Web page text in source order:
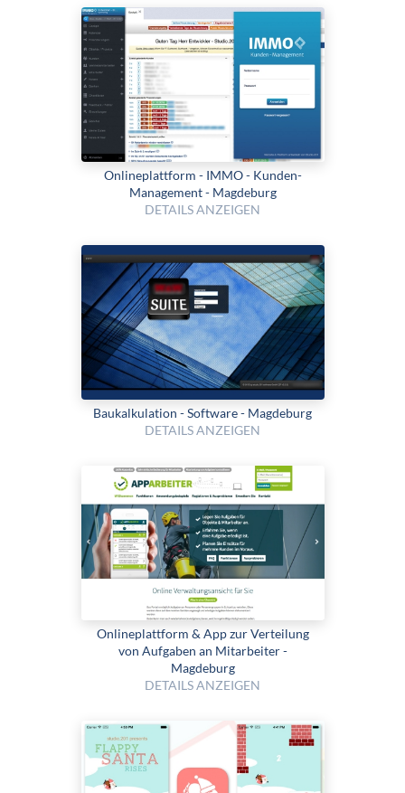
Onlineplattform - IMMO - Kunden-
Management - Magdeburg
DETAILS ANZEIGEN
Bau­kalku­lation - Software - Magdeburg
DETAILS ANZEIGEN
Onlineplattform & App zur Verteilung
von Aufgaben an Mitarbeiter -
Magdeburg
DETAILS ANZEIGEN